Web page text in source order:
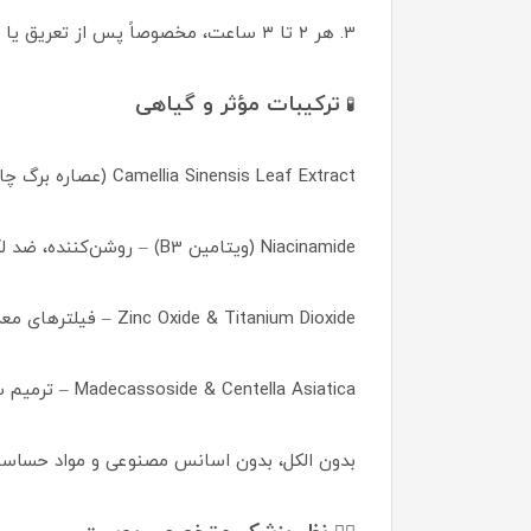
3. هر ۲ تا ۳ ساعت، مخصوصاً پس از تعریق یا شستن صورت، مجدداً استفاده کنید.
🧪 ترکیبات مؤثر و گیاهی
Camellia Sinensis Leaf Extract (عصاره برگ چای سبز) – ضد التهاب، ضد چربی، محافظ پوست
Niacinamide (ویتامین B3) – روشن‌کننده، ضد لک و تنظیم‌کننده چربی
Zinc Oxide & Titanium Dioxide – فیلترهای معدنی و غیرشیمیایی ضد UV
Madecassoside & Centella Asiatica – ترمیم سد پوستی و تسکین پوست آسیب‌دیده
بدون الکل، بدون اسانس مصنوعی و مواد